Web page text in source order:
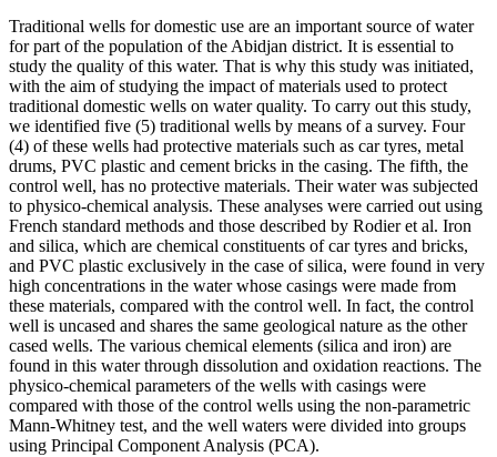
Traditional wells for domestic use are an important source of water
for part of the population of the Abidjan district. It is essential to
study the quality of this water. That is why this study was initiated,
with the aim of studying the impact of materials used to protect
traditional domestic wells on water quality. To carry out this study,
we identified five (5) traditional wells by means of a survey. Four
(4) of these wells had protective materials such as car tyres, metal
drums, PVC plastic and cement bricks in the casing. The fifth, the
control well, has no protective materials. Their water was subjected
to physico-chemical analysis. These analyses were carried out using
French standard methods and those described by Rodier et al. Iron
and silica, which are chemical constituents of car tyres and bricks,
and PVC plastic exclusively in the case of silica, were found in very
high concentrations in the water whose casings were made from
these materials, compared with the control well. In fact, the control
well is uncased and shares the same geological nature as the other
cased wells. The various chemical elements (silica and iron) are
found in this water through dissolution and oxidation reactions. The
physico-chemical parameters of the wells with casings were
compared with those of the control wells using the non-parametric
Mann-Whitney test, and the well waters were divided into groups
using Principal Component Analysis (PCA).